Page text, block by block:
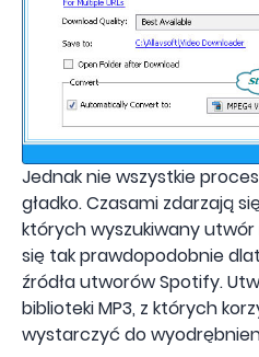
Jednak nie wszystkie
gładko. Czasami zdarzają
których wyszukiwany
się tak prawdopodobnie
źródła utworów Spotify.
biblioteki MP3, z których
wystarczyć do